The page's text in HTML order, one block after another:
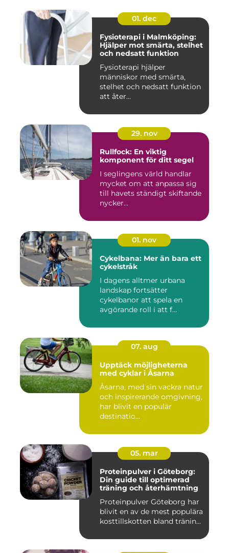
01. dec
Fysioterapi i Malmköping:
Hjälper mot smärta, stelhet
och nedsatt funktion
Fysioterapi hjälper
människor med smärta,
stelhet och nedsatt funktion
att åter...
29. nov
Rullfock: En viktig
komponent för ditt segel
I seglingens värld handlar
mycket om att anpassa sig
till havets ständigt skiftande
nycker...
01. nov
Cykelbana: Mer än bara ett
cykelstråk
I dagens alltmer urbana
landskap fortsätter
cykelbanor att spela en
avgörande roll i att f...
07. aug
Upptäck möjligheterna
med cyklar i Åsarna
Åsarna, med sin vackra natur
och inspirerande omgivning,
har blivit en populär
destinatio...
05. mar
Proteinpulver i Göteborg:
Din guide till optimerad
träning och återhämtning
Proteinpulver Göteborg har
blivit en av de mest populära
kosttillskotten bland tränin...